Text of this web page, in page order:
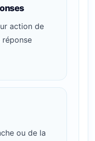
action de
réponse
ou de la